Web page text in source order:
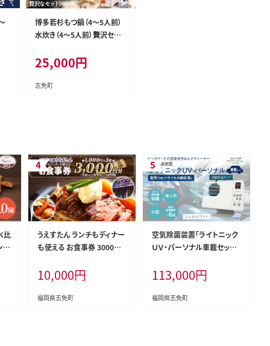
博多若杉もつ鍋（4～5人前）
水炊き（4～5人前）贅沢セッ
25,000円
志免町
比
ナ
うえすたん ランチもディナー
も使える お食事券 3000円
券 納税 支援品 返礼品 支援
返礼 お礼の品 チケット 券
お食事券 食事券 ディナー
10,000円
福岡県志免町
空気除菌装置「ライトニック
ＵＶ・パーソナル車載セット」
小型 コンパクト 卓上 除菌
ウイルス 対策 脱臭 PM2.5
花粉 日本製 オフィス デスク
113,000円
福岡県志免町